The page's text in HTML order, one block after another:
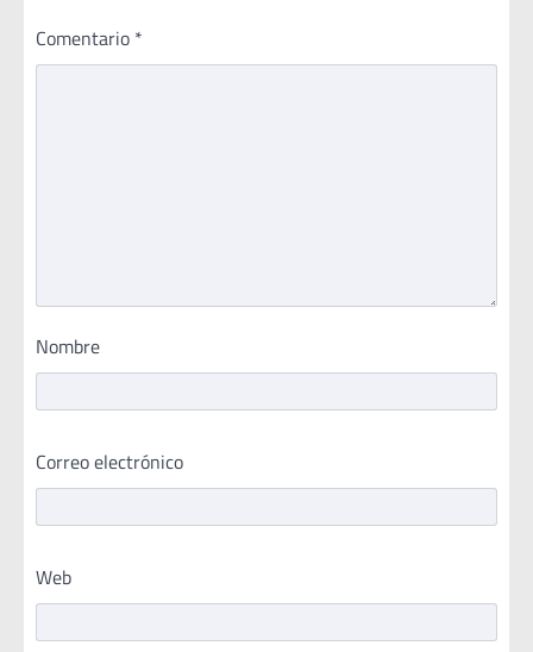
Comentario *
Nombre
Correo electrónico
Web